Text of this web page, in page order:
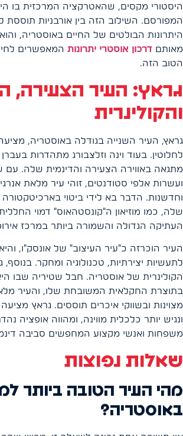
היסטורי מקסים, שהאטרקציה המרכזית בו
המפורסם. השילוב הזה בין אורבניות
היתרונות הבולטים של החיים באוסטריה,
מאותם דרכון אוסטרי יתרונות המאפשרים
הטוב הזה.
גראץ: העיר הצעירה,
והקולינרית
גראץ, העיר השנייה בגודלה באוסטריה,
לחלוטין. בעוד וינה וזלצבורג מתהדרות
מתגאה באווירה הצעירה והדינמית שלה. עם
ועשרות אלפי סטודנטים, זוהי עיר מלאת
וחדשנות. הדבר בא לידי ביטוי בארכיטקטורה
שלה, כמו מוזיאון ה"קונסטהאוס" דמוי
העתיקה הגדולה והשמורה ביותר במרכז
העיר הוכרזה כ"עיר העיצוב" של אונסק"ו,
לתעשיות יצירתיות, טכנולוגיה ומחקר.
הקולינרית של אוסטריה. חבל שטיריה שבו
בתוצרת החקלאית המשובחת שלו, והעיר
מצוינות ובשווקי איכרים תוססים. גראץ מציעה
ונגיש יותר כלכלית מווינה, ומהווה אופציה
משפחות ואנשי מקצוע המחפשים סביבה
שאלות נפוצות
מהי העיר הטובה ביותר
באוסטריה?